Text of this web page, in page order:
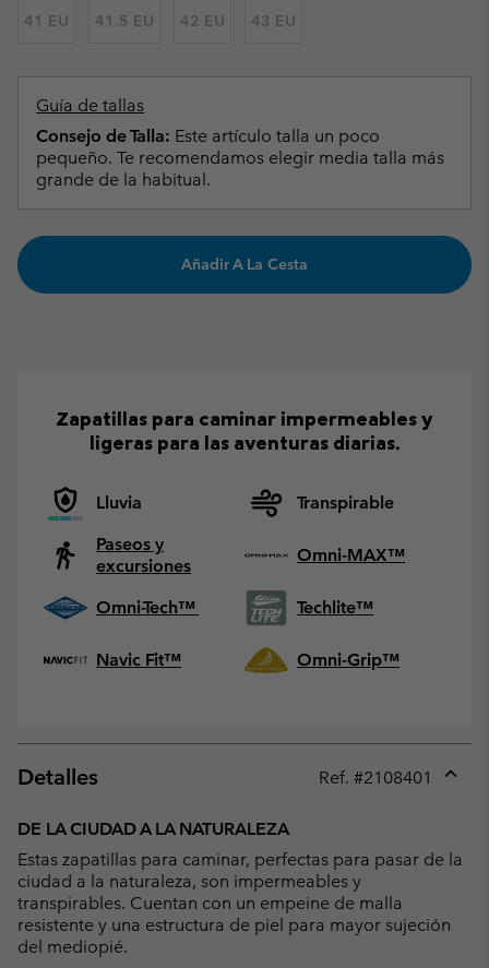
41 EU 41.5 EU 42 EU 43 EU
Guía de tallas
Consejo de Talla: Este artículo talla un poco
pequeño. Te recomendamos elegir media talla más
grande de la habitual.
Añadir A La Cesta
Zapatillas para caminar impermeables y
ligeras para las aventuras diarias.
Lluvia
Transpirable
Paseos y
excursiones
Omni-MAX™
Omni-Tech™ Techlite™
Navic Fit™ Omni-Grip™
Detalles Ref. #2108401
DE LA CIUDAD A LA NATURALEZA
Estas zapatillas para caminar, perfectas para pasar de la
ciudad a la naturaleza, son impermeables y
transpirables. Cuentan con un empeine de malla
resistente y una estructura de piel para mayor sujeción
del mediopié.